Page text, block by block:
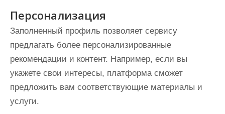
Персонализация
Заполненный профиль позволяет сервису
предлагать более персонализированные
рекомендации и контент. Например, если вы
укажете свои интересы, платформа сможет
предложить вам соответствующие материалы и
услуги.